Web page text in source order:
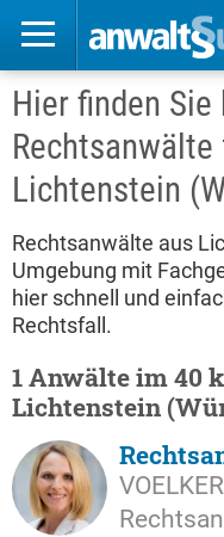
Hier finden
Lichtenstein
Rechtsanwälte aus
Umgebung mit
hier schnell und
Rechtsfall.
1 Anwälte im 40
Lichtenstein